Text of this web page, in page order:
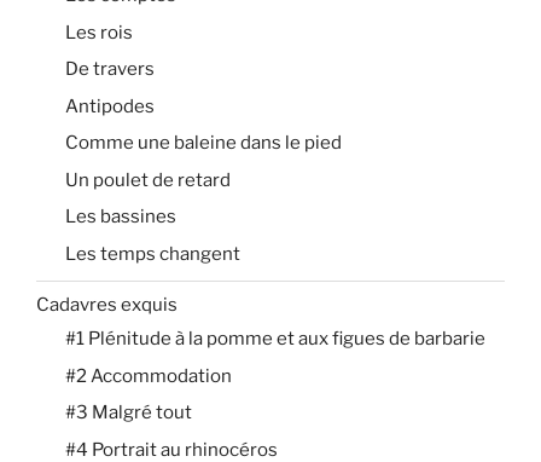
Les rois
De travers
Antipodes
Comme une baleine dans le pied
Un poulet de retard
Les bassines
Les temps changent
Cadavres exquis
#1 Plénitude à la pomme et aux figues de barbarie
#2 Accommodation
#3 Malgré tout
#4 Portrait au rhinocéros